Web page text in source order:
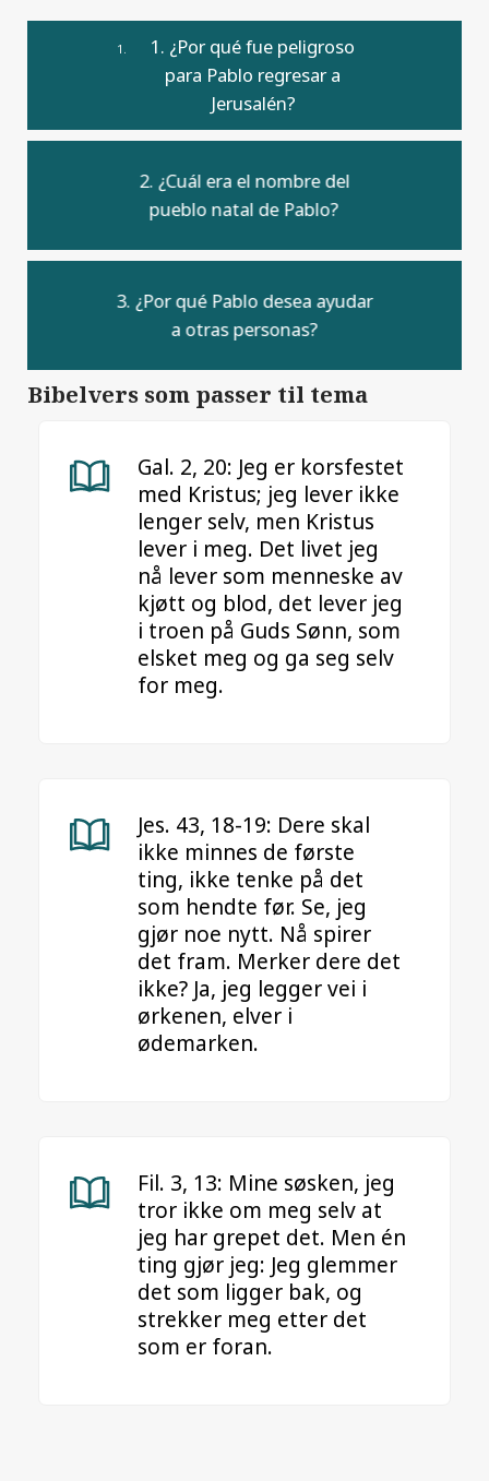
1. ¿Por qué fue peligroso
para Pablo regresar a
Jerusalén?
2. ¿Cuál era el nombre del
pueblo natal de Pablo?
3. ¿Por qué Pablo desea ayudar
a otras personas?
Bibelvers som passer til tema
Gal. 2, 20: Jeg er korsfestet
med Kristus; jeg lever ikke
lenger selv, men Kristus
lever i meg. Det livet jeg
nå lever som menneske av
kjøtt og blod, det lever jeg
i troen på Guds Sønn, som
elsket meg og ga seg selv
for meg.
Jes. 43, 18-19: Dere skal
ikke minnes de første
ting, ikke tenke på det
som hendte før. Se, jeg
gjør noe nytt. Nå spirer
det fram. Merker dere det
ikke? Ja, jeg legger vei i
ørkenen, elver i
ødemarken.
Fil. 3, 13: Mine søsken, jeg
tror ikke om meg selv at
jeg har grepet det. Men én
ting gjør jeg: Jeg glemmer
det som ligger bak, og
strekker meg etter det
som er foran.